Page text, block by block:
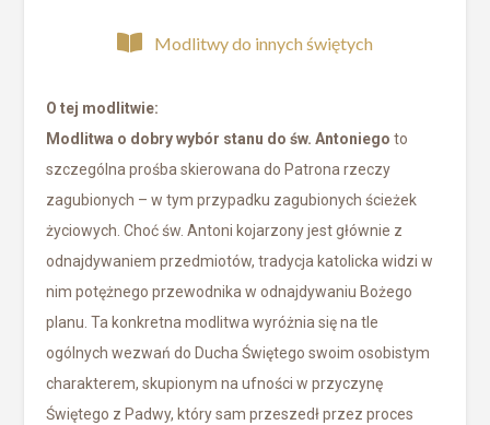
Modlitwy do innych świętych
O tej modlitwie:
Modlitwa o dobry wybór stanu do św. Antoniego to
szczególna prośba skierowana do Patrona rzeczy
zagubionych – w tym przypadku zagubionych ścieżek
życiowych. Choć św. Antoni kojarzony jest głównie z
odnajdywaniem przedmiotów, tradycja katolicka widzi w
nim potężnego przewodnika w odnajdywaniu Bożego
planu. Ta konkretna modlitwa wyróżnia się na tle
ogólnych wezwań do Ducha Świętego swoim osobistym
charakterem, skupionym na ufności w przyczynę
Świętego z Padwy, który sam przeszedł przez proces